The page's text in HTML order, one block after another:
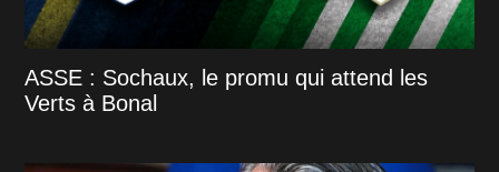
ASSE : Sochaux, le promu qui attend les
Verts à Bonal